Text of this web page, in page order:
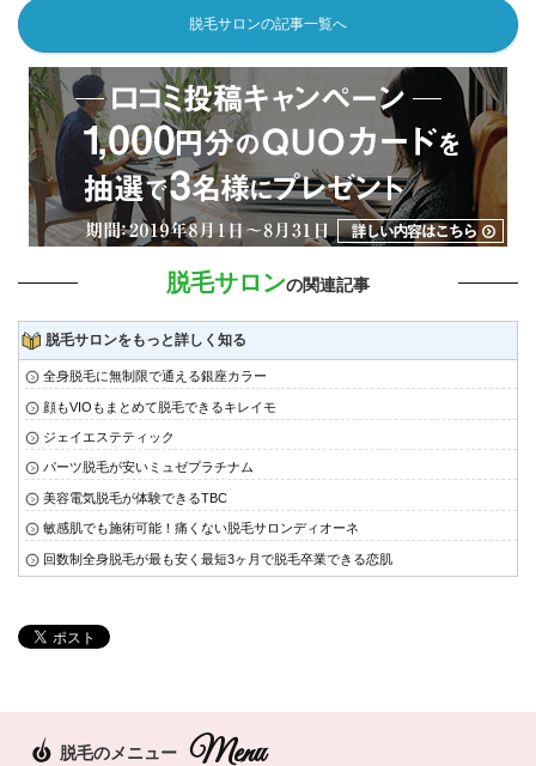
脱毛サロンの記事一覧へ
脱毛サロンの関連記事
脱毛サロンをもっと詳しく知る
全身脱毛に無制限で通える銀座カラー
顔もVIOもまとめて脱毛できるキレイモ
ジェイエステティック
パーツ脱毛が安いミュゼプラチナム
美容電気脱毛が体験できるTBC
敏感肌でも施術可能！痛くない脱毛サロンディオーネ
回数制全身脱毛が最も安く最短3ヶ月で脱毛卒業できる恋肌
脱毛のメニュー